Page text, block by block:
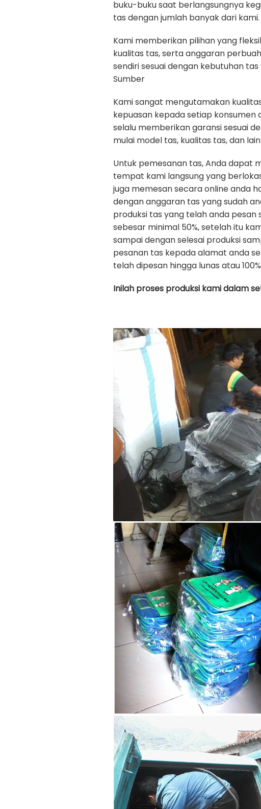
buku-buku saat berlangsungnya
tas dengan jumlah banyak dari kami.
Kami memberikan pilihan yang
kualitas tas, serta anggaran
sendiri sesuai dengan kebutuhan
Sumber
Kami sangat mengutamakan
kepuasan kepada setiap
selalu memberikan garansi sesuai
mulai model tas, kualitas tas, dan
Untuk pemesanan tas, Anda dapat
tempat kami langsung yang
juga memesan secara online anda
dengan anggaran tas yang sudah
produksi tas yang telah anda
sebesar minimal 50%, setelah itu
sampai dengan selesai produksi
pesanan tas kepada alamat anda
telah dipesan hingga lunas atau
Inilah proses produksi kami dalam